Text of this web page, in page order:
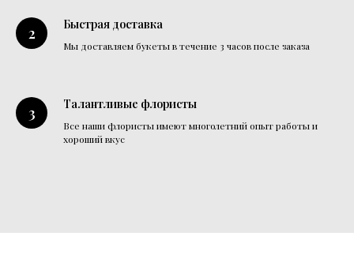
Быстрая доставка
Мы доставляем букеты в течение 3 часов после заказа
Талантливые флористы
Все наши флористы имеют многолетний опыт работы и
хороший вкус